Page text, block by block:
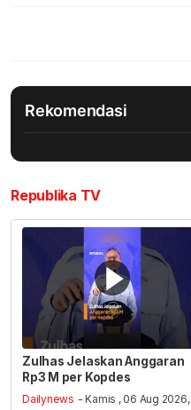
Rekomendasi
Republika TV
Zulhas Jelaskan Anggaran
Rp3 M per Kopdes
Dailynews - Kamis , 06 Aug 2026,